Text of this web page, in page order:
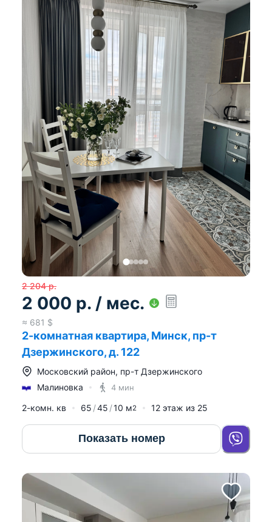
2 204 р.
2 000 р. / мес.
≈ 681 $
2-комнатная квартира, Минск, пр-т
Дзержинского, д. 122
Московский район, пр-т Дзержинского
Малиновка
4 мин
2-комн. кв 65 45 10 м2 12 этаж из 25
Показать номер